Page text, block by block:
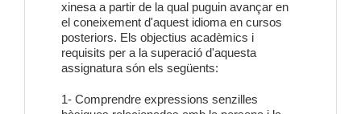
xinesa a partir de la qual puguin avançar en
el coneixement d'aquest idioma en cursos
posteriors. Els objectius acadèmics i
requisits per a la superació d'aquesta
assignatura són els següents:
1- Comprendre expressions senzilles